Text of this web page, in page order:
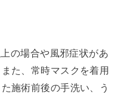
の場合や風邪症状があ
た、常時マスクを着用
施術前後の手洗い、う